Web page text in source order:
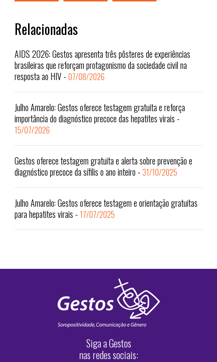
Relacionadas
AIDS 2026: Gestos apresenta três pôsteres de experiências
brasileiras que reforçam protagonismo da sociedade civil na
resposta ao HIV- 07/08/2026
Julho Amarelo: Gestos oferece testagem gratuita e reforça
importância do diagnóstico precoce das hepatites virais -
15/07/2026
Gestos oferece testagem gratuita e alerta sobre prevenção e
diagnóstico precoce da sífilis o ano inteiro - 31/10/2025
Julho Amarelo: Gestos oferece testagem e orientação gratuitas
para hepatites virais - 17/07/2025
Siga a Gestos
nas redes sociais: